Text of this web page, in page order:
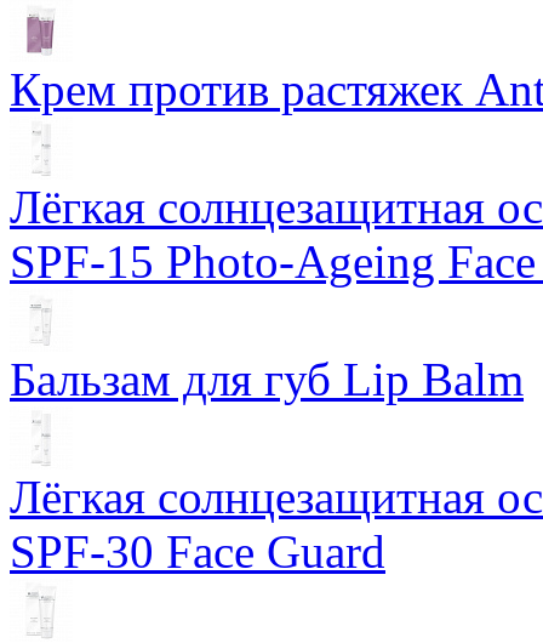
Крем против растяжек
Лёгкая солнцезащитная
SPF-15 Photo-Ageing
Бальзам для губ Lip Balm
Лёгкая солнцезащитная
SPF-30 Face Guard